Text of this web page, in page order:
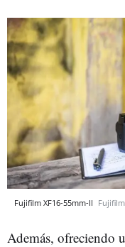
Fujifilm XF16-55mm-II Fujifilm
Además, ofreciendo